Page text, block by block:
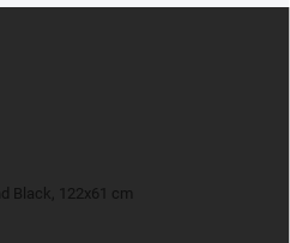
Black, 122x61 cm